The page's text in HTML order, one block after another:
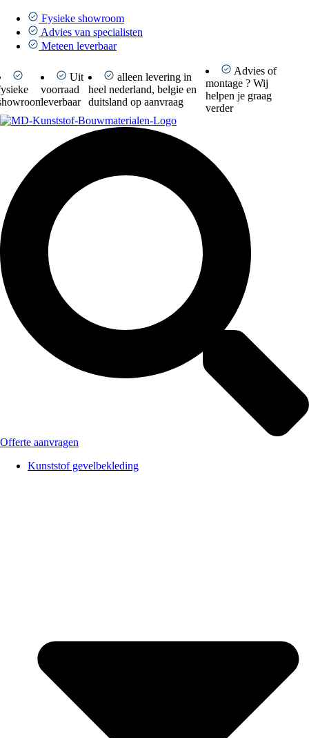
naar
inhoud
Fysieke showroom
Advies van specialisten
Meteen leverbaar
Uit
voorraad
leverbaar
alleen levering in
heel nederland, belgie en
duitsland op aanvraag
Advies of
montage ? Wij
helpen je graag
verder
Offerte aanvragen
Kunststof gevelbekleding